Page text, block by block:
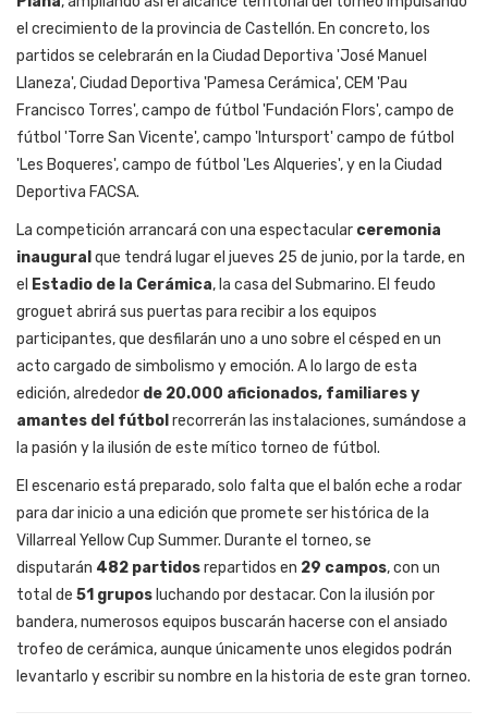
el crecimiento de la provincia de Castellón. En concreto, los
partidos se celebrarán en la Ciudad Deportiva 'José Manuel
Llaneza', Ciudad Deportiva 'Pamesa Cerámica', CEM 'Pau
Francisco Torres', campo de fútbol 'Fundación Flors',campo de
fútbol 'Torre San Vicente', campo 'Intursport'campo de fútbol
'Les Boqueres',campo de fútbol 'Les Alqueries', y en la Ciudad
Deportiva FACSA.
La competición arrancará con una espectacular ceremonia
inaugural que tendrá lugar el jueves 25 de junio, por la tarde, en
el Estadio de la Cerámica, la casa del Submarino. El feudo
groguet abrirá sus puertas para recibir a los equipos
participantes, que desfilarán uno a uno sobre el césped en un
acto cargado de simbolismo y emoción. A lo largo de esta
edición, alrededor de 20.000 aficionados, familiares y
amantes del fútbol recorrerán las instalaciones, sumándose a
la pasión y la ilusión de este mítico torneo de fútbol.
El escenario está preparado, solo falta que el balón eche a rodar
para dar inicio a una edición que promete ser histórica de la
Villarreal Yellow Cup Summer. Durante el torneo, se
disputarán 482 partidosrepartidos en 29 campos, con un
total de 51 grupos luchando por destacar. Con la ilusión por
bandera, numerosos equipos buscarán hacerse con el ansiado
trofeo de cerámica, aunque únicamente unos elegidos podrán
levantarlo y escribir su nombre en la historia de este gran torneo.